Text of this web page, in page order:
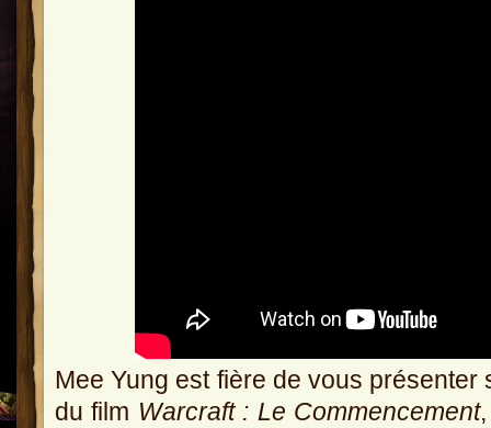
Mee Yung est fière de vous
du film Warcraft : Le Commencement